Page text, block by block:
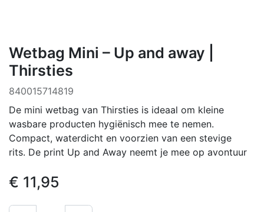
Wetbag Mini – Up and away |
Thirsties
840015714819
De mini wetbag van Thirsties is ideaal om kleine
wasbare producten hygiënisch mee te nemen.
Compact, waterdicht en voorzien van een stevige
rits. De print Up and Away neemt je mee op avontuur
€ 11,95